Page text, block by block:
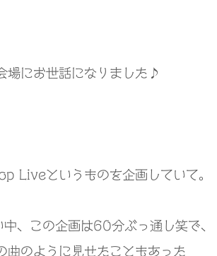
場にお世話になりました♪
Liveというものを企画していて。
、この企画は60分ぶっ通し笑で、
曲のように見せたこともあった